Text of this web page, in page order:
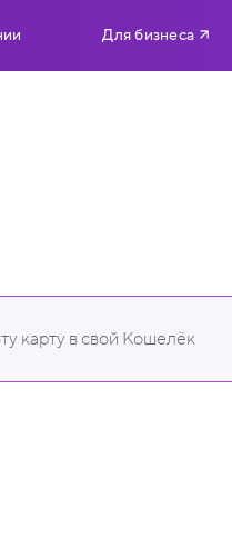
Для бизнеса
карту в свой Кошелёк